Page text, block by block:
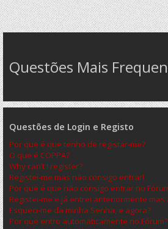
Questões Mais
Questões de Login e Registo
Por que é que tenho de registar-me?
O que é COPPA?
Why can’t I register?
Registei-me mas não consigo entrar!
Por que é que não consigo entrar no
Registei-me e já entrei anteriormente mas
Esqueci-me da minha Senha, e agora?
Por que entro automaticamente no Fórum?